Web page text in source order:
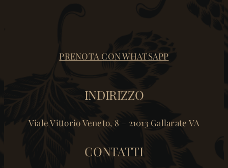
PRENOTA CON WHATSAPP
INDIRIZZO
Viale Vittorio Veneto, 8 – 21013 Gallarate VA
CONTATTI